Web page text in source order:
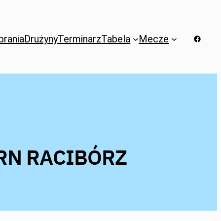
DrużynyTerminarzTabela Mecze
RACIBÓRZ